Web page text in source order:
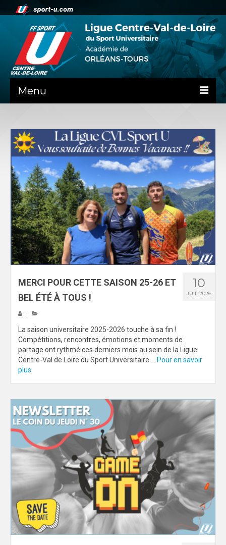
Menu
PRÉSENTATION
ADMINISTRATIF
SPORTS
SPORTS CO
SPORTS IND
FORMATION
COMMUNICATION
RÉSULTATS & PALMARÈS
CHARTE GRAPHIQUE
CRU & CFU
10
JUIL 2026
MERCI POUR CETTE SAISON 25-26 ET
BEL ÉTÉ À TOUS !
|
La saison universitaire 2025-2026 touche à sa fin !
Compétitions, rencontres, émotions et moments de
partage ont rythmé ces derniers mois au sein de la Ligue
Centre-Val de Loire du Sport Universitaire....
Pour en savoir
plus